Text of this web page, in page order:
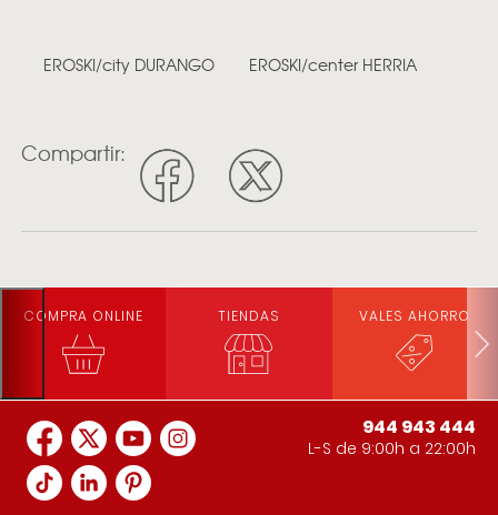
EROSKI/city DURANGO EROSKI/center HERRIA
Compartir:
COMPRA ONLINE TIENDAS VALES AHORRO
944 943 444
L-S de 9:00h a 22:00h